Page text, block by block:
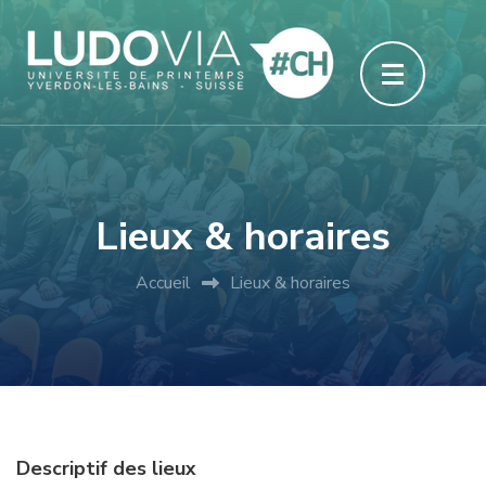
contenu
(Pressez
Entrée)
Lieux & horaires
Accueil Lieux & horaires
Descriptif des lieux